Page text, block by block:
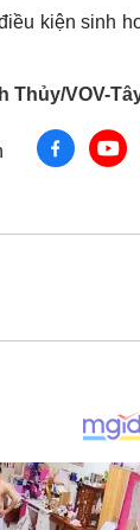
kiện sinh
Thủy/VOV-